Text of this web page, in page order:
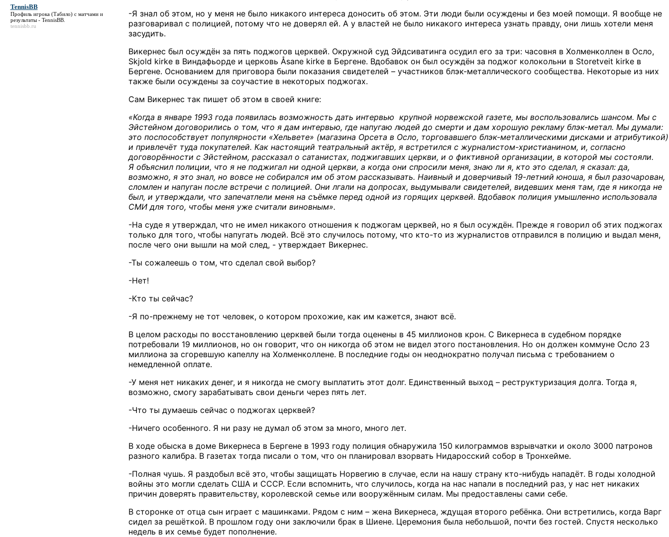
TennisBB
Профиль игрока (Табило) с матчами и
результаты - TennisBB.
tennisbb.ru
-Я знал об этом, но у меня не было никакого интереса доносить об этом. Эти люди были осуждены и без моей помощи. Я вообще не
разговаривал с полицией, потому что не доверял ей. А у властей не было никакого интереса узнать правду, они лишь хотели меня
засудить.
Викернес был осуждён за пять поджогов церквей. Окружной суд Эйдсиватинга осудил его за три: часовня в Холменколлен в Осло,
Skjold kirke в Виндафьорде и церковь Åsane kirke в Бергене. Вдобавок он был осуждён за поджог колокольни в Storetveit kirke в
Бергене. Основанием для приговора были показания свидетелей – участников блэк-металлического сообщества. Некоторые из них
также были осуждены за соучастие в некоторых поджогах.
Сам Викернес так пишет об этом в своей книге:
«Когда в январе 1993 года появилась возможность дать интервью крупной норвежской газете, мы воспользовались шансом. Мы с
Эйстейном договорились о том, что я дам интервью, где напугаю людей до смерти и дам хорошую рекламу блэк-метал. Мы думали:
это поспособствует популярности «Хельвете» (магазина Орсета в Осло, торговавшего блэк-металлическими дисками и атрибутикой)
и привлечёт туда покупателей. Как настоящий театральный актёр, я встретился с журналистом-христианином, и, согласно
договорённости с Эйстейном, рассказал о сатанистах, поджигавших церкви, и о фиктивной организации, в которой мы состояли.
Я объяснил полиции, что я не поджигал ни одной церкви, а когда они спросили меня, знаю ли я, кто это сделал, я сказал: да,
возможно, я это знал, но вовсе не собирался им об этом рассказывать. Наивный и доверчивый 19-летний юноша, я был разочарован,
сломлен и напуган после встречи с полицией. Они лгали на допросах, выдумывали свидетелей, видевших меня там, где я никогда не
был, и утверждали, что запечатлели меня на съёмке перед одной из горящих церквей. Вдобавок полиция умышленно использовала
СМИ для того, чтобы меня уже считали виновным».
-На суде я утверждал, что не имел никакого отношения к поджогам церквей, но я был осуждён. Прежде я говорил об этих поджогах
только для того, чтобы напугать людей. Всё это случилось потому, что кто-то из журналистов отправился в полицию и выдал меня,
после чего они вышли на мой след, - утверждает Викернес.
-Ты сожалеешь о том, что сделал свой выбор?
-Нет!
-Кто ты сейчас?
-Я по-прежнему не тот человек, о котором прохожие, как им кажется, знают всё.
В целом расходы по восстановлению церквей были тогда оценены в 45 миллионов крон. С Викернеса в судебном порядке
потребовали 19 миллионов, но он говорит, что он никогда об этом не видел этого постановления. Но он должен коммуне Осло 23
миллиона за сгоревшую капеллу на Холменколлене. В последние годы он неоднократно получал письма с требованием о
немедленной оплате.
-У меня нет никаких денег, и я никогда не смогу выплатить этот долг. Единственный выход – реструктуризация долга. Тогда я,
возможно, смогу зарабатывать свои деньги через пять лет.
-Что ты думаешь сейчас о поджогах церквей?
-Ничего особенного. Я ни разу не думал об этом за много, много лет.
В ходе обыска в доме Викернеса в Бергене в 1993 году полиция обнаружила 150 килограммов взрывчатки и около 3000 патронов
разного калибра. В газетах тогда писали о том, что он планировал взорвать Нидаросский собор в Тронхейме.
-Полная чушь. Я раздобыл всё это, чтобы защищать Норвегию в случае, если на нашу страну кто-нибудь нападёт. В годы холодной
войны это могли сделать США и СССР. Если вспомнить, что случилось, когда на нас напали в последний раз, у нас нет никаких
причин доверять правительству, королевской семье или вооружённым силам. Мы предоставлены сами себе.
В сторонке от отца сын играет с машинками. Рядом с ним – жена Викернеса, ждущая второго ребёнка. Они встретились, когда Варг
сидел за решёткой. В прошлом году они заключили брак в Шиене. Церемония была небольшой, почти без гостей. Спустя несколько
недель в их семье будет пополнение.